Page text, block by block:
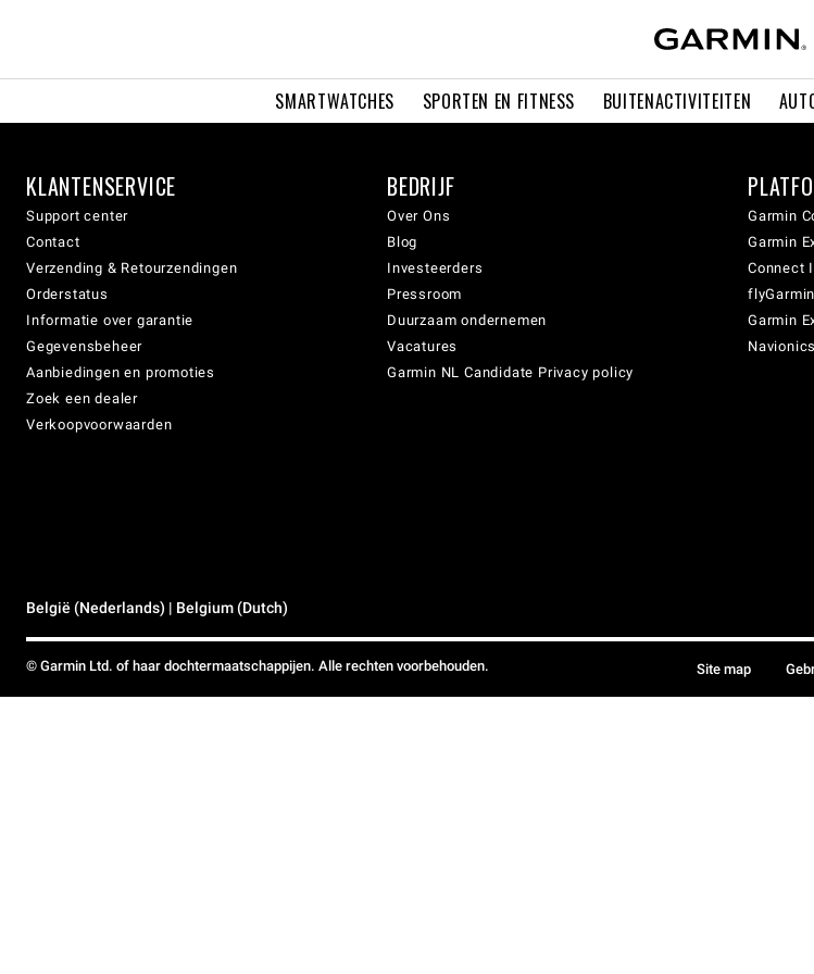
SMARTWATCHES SPORTEN EN FITNESS BUITENACTIVITEITEN
KLANTENSERVICE
Support center
Contact
Verzending & Retourzendingen
Orderstatus
Informatie over garantie
Gegevensbeheer
Aanbiedingen en promoties
Zoek een dealer
Verkoopvoorwaarden
BEDRIJF
Over Ons
Blog
Investeerders
Pressroom
Duurzaam ondernemen
Vacatures
Garmin NL Candidate Privacy policy
Garmin
Garmin
Connect
flyGarmin
Garmin
België (Nederlands) | Belgium (Dutch)
© Garmin Ltd. of haar dochtermaatschappijen. Alle rechten voorbehouden. Site map